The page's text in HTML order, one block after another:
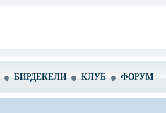
БИРДЕКЕЛИ КЛУБ ФОРУМ